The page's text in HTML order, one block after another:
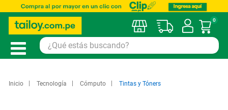
Mi
0
Inicio Tecnología Cómputo Tintas y Tóners